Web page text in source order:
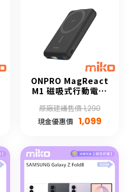
ONPRO MagReact
M1 磁吸式行動電源
原廠建議售價 1,290
現金優惠價 1,099